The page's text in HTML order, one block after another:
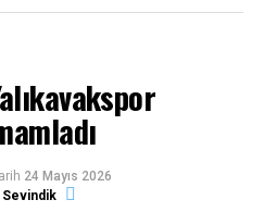
Oldular..
24 Mayıs 2026